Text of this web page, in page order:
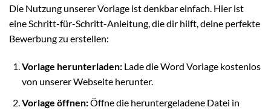
Die Nutzung unserer Vorlage ist denkbar einfach. Hier ist
eine Schritt-für-Schritt-Anleitung, die dir hilft, deine perfekte
Bewerbung zu erstellen:
Vorlage herunterladen:Lade die Word Vorlage kostenlos
von unserer Webseite herunter.
Vorlage öffnen:Öffne die heruntergeladene Datei in